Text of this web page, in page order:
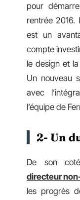
pour
rentrée 2016.
est un
compte
le design et
Un nouveau
avec
l’équipe de
2- Un
De son
directeur
les progrès